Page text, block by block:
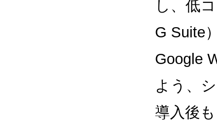
し、低
G Suite
Google
よう、
導入後